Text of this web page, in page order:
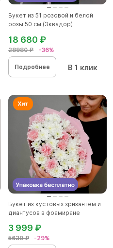
Букет из 51 розовой и белой
розы 50 см (Эквадор)
28980 ₽ -36%
18 680 ₽
Подробнее В 1 клик
Букет из кустовых хризантем и
диантусов в фоамиране
5630 ₽ -29%
3 999 ₽